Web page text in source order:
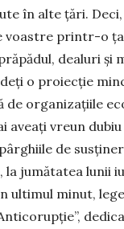
în alte țări.
voas­tre printr-o
dealuri și
o pro­iecție
de organizațiile
aveați vreun
de
jumătatea lunii
ultimul minut,